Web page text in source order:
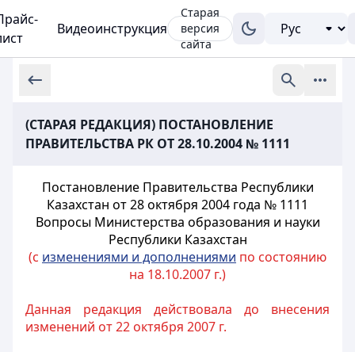
Видеоинструкция
Старая
версия
сайта
(СТАРАЯ РЕДАКЦИЯ) ПОСТАНОВЛЕНИЕ
ПРАВИТЕЛЬСТВА РК ОТ 28.10.2004 № 1111
Постановление Правительства Республики
Казахстан от 28 октября 2004 года № 1111
Вопросы Министерства образования и науки
Республики Казахстан
(с изменениями и дополнениями по состоянию
на 18.10.2007 г.)
Данная редакция действовала до внесения
изменений от 22 октября 2007 г.